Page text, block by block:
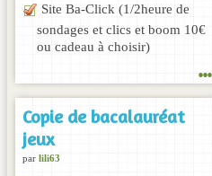
Site Ba-Click (1/2heure de
sondages et clics et boom 10€
ou cadeau à choisir)
...
Copie de bacalauréat
jeux
par lili63